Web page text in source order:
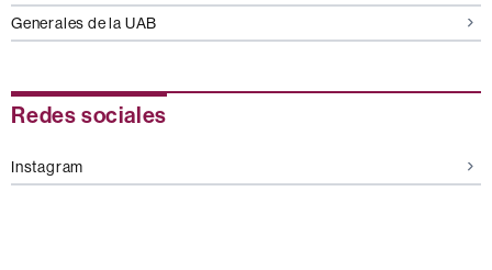
Generales de la UAB
Redes sociales
Instagram